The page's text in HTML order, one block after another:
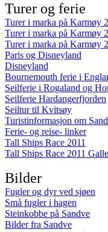
Turer og ferie
Turer i marka på Karmøy
Turer i marka på Karmøy
Turer i marka på Karmøy
Paris og Disneyland
Disneyland
Bournemouth ferie i
Seilferie i Rogaland og
Seilferie Hardangerfjorden
Seiltur til Kvitsøy
Turistinformasjon om
Ferie- og reise- linker
Tall Ships Race 2011
Tall Ships Race 2011
Bilder
Fugler og dyr ved sjøen
Små fugler i hagen
Steinkobbe på Sandve
Bilder fra Sandve